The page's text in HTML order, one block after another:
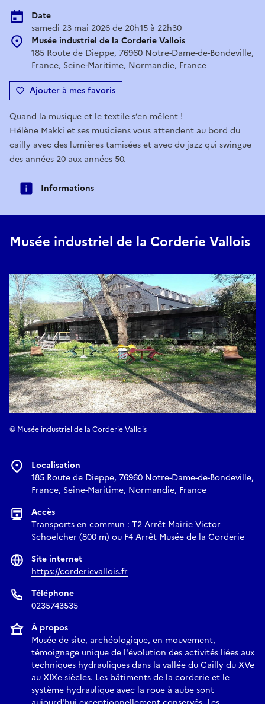
Date
samedi 23 mai 2026 de 20h15 à 22h30
Musée industriel de la Corderie Vallois
185 Route de Dieppe, 76960 Notre-Dame-de-Bondeville,
France, Seine-Maritime, Normandie, France
Ajouter à mes favoris
Quand la musique et le textile s’en mêlent !
Hélène Makki et ses musiciens vous attendent au bord du
cailly avec des lumières tamisées et avec du jazz qui swingue
des années 20 aux années 50.
Informations
Musée industriel de la Corderie Vallois
© Musée industriel de la Corderie Vallois
Localisation
185 Route de Dieppe, 76960 Notre-Dame-de-Bondeville,
France, Seine-Maritime, Normandie, France
Accès
Transports en commun : T2 Arrêt Mairie Victor
Schoelcher (800 m) ou F4 Arrêt Musée de la Corderie
Site internet
https://corderievallois.fr
Téléphone
0235743535
À propos
Musée de site, archéologique, en mouvement,
témoignage unique de l'évolution des activités liées aux
techniques hydrauliques dans la vallée du Cailly du XVe
au XIXe siècles. Les bâtiments de la corderie et le
système hydraulique avec la roue à aube sont